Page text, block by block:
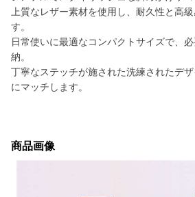
上質なレザー素材を使用し、耐久性と高
す。
日常使いに最適なコンパクトサイズで、
納。
丁寧なステッチが施された洗練されたデ
にマッチします。
商品画像